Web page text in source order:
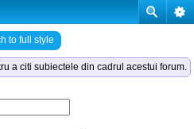
to full style
a citi subiectele din cadrul acestui forum.